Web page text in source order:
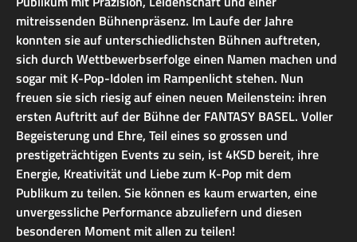
mitreissenden Bühnenpräsenz. Im Laufe der Jahre
konnten sie auf unterschiedlichsten Bühnen auftreten,
sich durch Wettbewerbserfolge einen Namen machen und
sogar mit K-Pop-Idolen im Rampenlicht stehen. Nun
freuen sie sich riesig auf einen neuen Meilenstein: ihren
ersten Auftritt auf der Bühne der FANTASY BASEL. Voller
Begeisterung und Ehre, Teil eines so grossen und
prestigeträchtigen Events zu sein, ist 4KSD bereit, ihre
Energie, Kreativität und Liebe zum K-Pop mit dem
Publikum zu teilen. Sie können es kaum erwarten, eine
unvergessliche Performance abzuliefern und diesen
besonderen Moment mit allen zu teilen!